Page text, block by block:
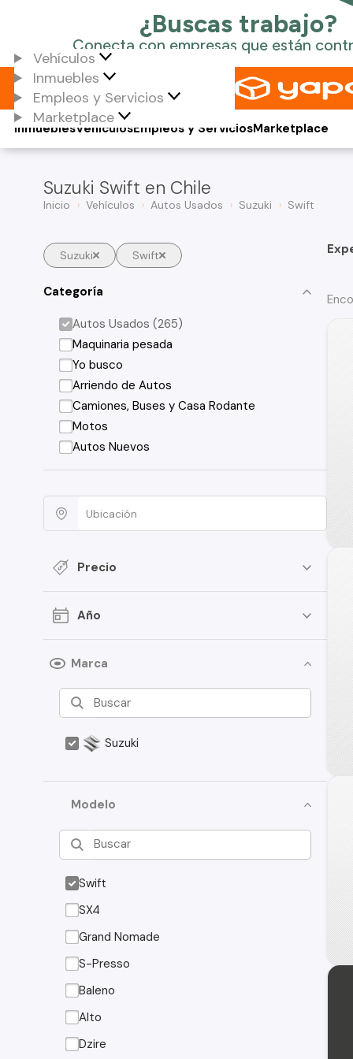
Vehículos
Inmuebles
Empleos y Servicios
Marketplace
Vehículos
Inmuebles Empleos y ServiciosMarketplace
Suzuki Swift en Chile
Inicio Vehículos Autos Usados Suzuki Swift
Suzuki Swift
Categoría
Autos Usados (265)
Maquinaria pesada
Yo busco
Arriendo de Autos
Camiones, Buses y Casa Rodante
Motos
Autos Nuevos
Precio
Año
Marca
Suzuki
Modelo
Swift
SX4
Grand Nomade
S-Presso
Baleno
Alto
Dzire